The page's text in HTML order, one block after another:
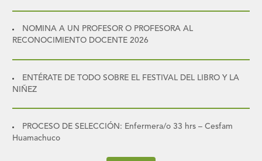
NOMINA A UN PROFESOR O PROFESORA AL
RECONOCIMIENTO DOCENTE 2026
ENTÉRATE DE TODO SOBRE EL FESTIVAL DEL LIBRO Y LA
NIÑEZ
PROCESO DE SELECCIÓN: Enfermera/o 33 hrs – Cesfam
Huamachuco